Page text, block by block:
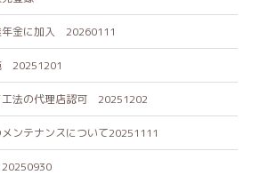
年金に加入 20260111
20251201
工法の代理店認可 20251202
ンテナンスについて20251111